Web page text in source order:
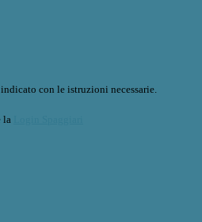
con le istruzioni necessarie.
la